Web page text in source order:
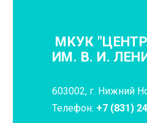
МКУК
ИМ. В. И.
603002, г. Нижний
Телефон: +7 (831)